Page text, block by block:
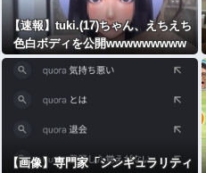
【速報】tuki.(17)ちゃん、えちえち
色白ボディを公開wwwwwwwww
【画像】専門家「シンギュラリティ